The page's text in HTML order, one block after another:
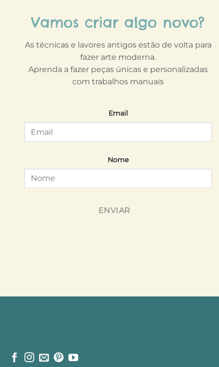
Vamos criar algo novo?
As técnicas e lavores antigos estão de volta para
fazer arte moderna.
Aprenda a fazer peças únicas e personalizadas
com trabalhos manuais
Email
Nome
ENVIAR